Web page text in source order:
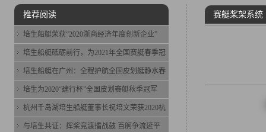
赛艇桨架系统
推荐阅读
培生船艇荣获“2020浙商经济年度创新企业”
培生船艇砥砺前行，为2021年全国赛艇春季冠
培生船艇在广州：全程护航全国皮划艇静水春
培生为2020“建行杯”全国皮划赛艇秋季冠军
杭州千岛湖培生船艇董事长祝培文荣获2020杭
与培生共证：挥桨竞渡擂战鼓 百舸争流延平